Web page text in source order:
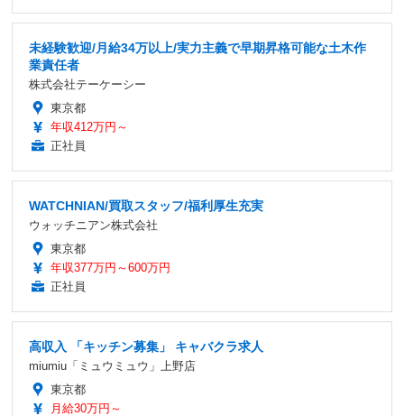
未経験歓迎/月給34万以上/実力主義で早期昇格可能な土木作
業責任者
株式会社テーケーシー
東京都
年収412万円～
正社員
WATCHNIAN/買取スタッフ/福利厚生充実
ウォッチニアン株式会社
東京都
年収377万円～600万円
正社員
高収入 「キッチン募集」 キャバクラ求人
miumiu「ミュウミュウ」上野店
東京都
月給30万円～